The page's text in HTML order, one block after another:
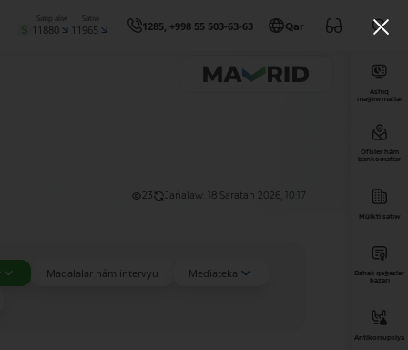
Satıp alıw
11880
Satıw
11965 1285, +998 55 503-63-63 Qar
23 Jańalaw: 18 Saratan 2026, 10:17
Maqalalar hám intervyu
Mediateka
Ashıq
maǵlıwmatlar
Ofisler hám
bankomatlar
Múlkti satıw
Bahalı qaǵazlar
bazarı
Antikorrupsiya